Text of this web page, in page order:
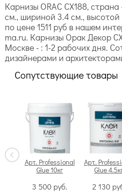
Карнизы ORAC CX188,
cм., шириной 3.4 cм., высотой
по цене 1511 руб в нашем
ma.ru. Карнизы Орак Декор
Москве - : 1-2 рабочих дня.
дизайнерами и
Сопутствующие товары
Арт. Professional
Glue 10кг
3 500 руб.
Арт.
Glue
2 130